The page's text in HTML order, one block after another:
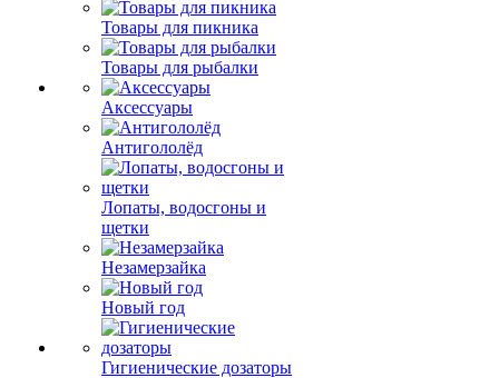
Товары для пикника
Товары для рыбалки
Аксессуары
Антигололёд
Лопаты, водосгоны и
щетки
Незамерзайка
Новый год
Гигиенические дозаторы